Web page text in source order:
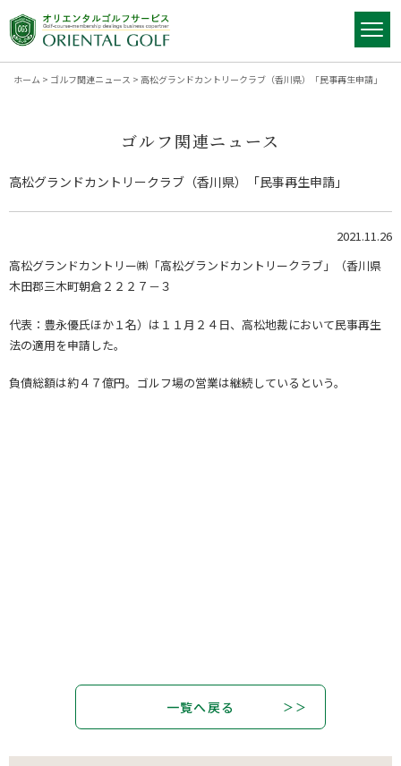
ホーム > ゴルフ関連ニュース > 高松グランドカントリークラブ（香川県）「民事再生申請」
ゴルフ関連ニュース
高松グランドカントリークラブ（香川県）「民事再生申請」
2021.11.26
高松グランドカントリー㈱「高松グランドカントリークラブ」（香川県
木田郡三木町朝倉２２２７－３
代表：豊永優氏ほか１名）は１１月２４日、高松地裁において民事再生
法の適用を申請した。
負債総額は約４７億円。ゴルフ場の営業は継続しているという。
一覧へ戻る